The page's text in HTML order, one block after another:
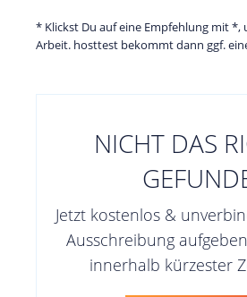
* Klickst Du auf eine Empfehlung mit
Arbeit. hosttest bekommt dann ggf.
NICHT DAS
Jetzt kostenlos &
Ausschreibung
innerhalb kürzester